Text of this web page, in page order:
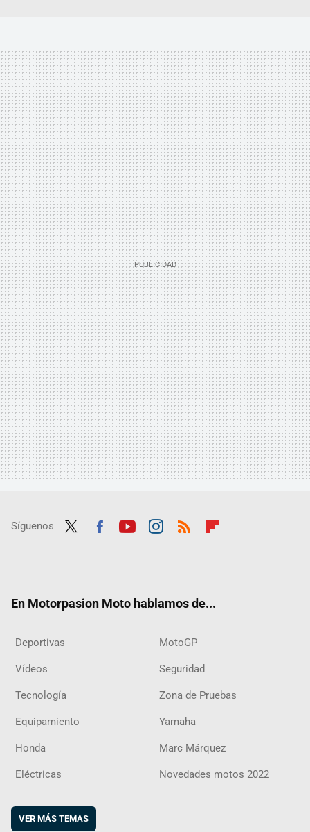
Síguenos
En Motorpasion Moto hablamos de...
Deportivas MotoGP
Vídeos Seguridad
Tecnología Zona de Pruebas
Equipamiento Yamaha
Honda Marc Márquez
Eléctricas Novedades motos 2022
VER MÁS TEMAS